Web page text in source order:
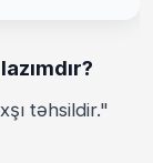
təhsildir."